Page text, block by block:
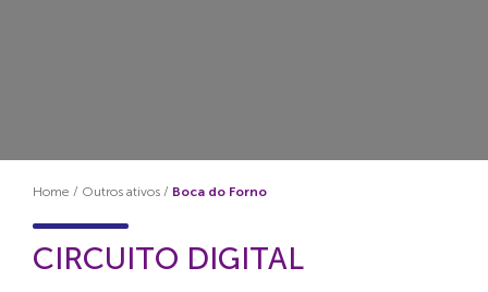
Home / Outros ativos / Boca do Forno
CIRCUITO DIGITAL